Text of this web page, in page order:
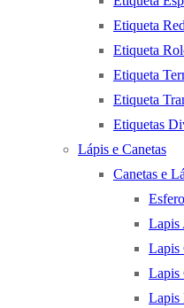
Etiqueta
Etiqueta
Etiqueta
Etiqueta
Etiquetas
Lápis e Canetas
Canetas e
Lapis
Lapis
Lapis
Lapis